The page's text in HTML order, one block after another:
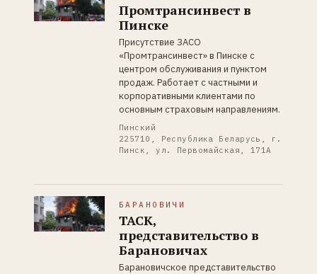
Промтрансинвест в
Пинске
Присутствие ЗАСО
«Промтрансинвест» в Пинске с
центром обслуживания и пунктом
продаж. Работает с частными и
корпоративными клиентами по
основным страховым направлениям.
Пинский
225710, Республика Беларусь, г.
Пинск, ул. Первомайская, 171А
БАРАНОВИЧИ
ТАСК,
представительство в
Барановичах
Барановичское представительство